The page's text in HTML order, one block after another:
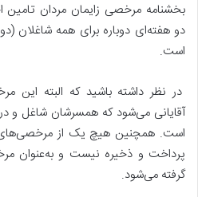
دو هفته‌ای دوباره برای همه شاغلان
است.
در نظر داشته باشید که البته این
آقایانی می‌شود که همسرشان شاغل و
است. همچنین هیچ یک از مرخصی‌های
پرداخت و ذخیره نیست و به‌عنوان
گرفته می‌شود.